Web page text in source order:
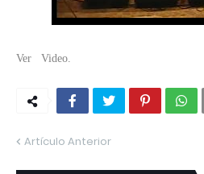
Ver Video.
Artículo Anterior